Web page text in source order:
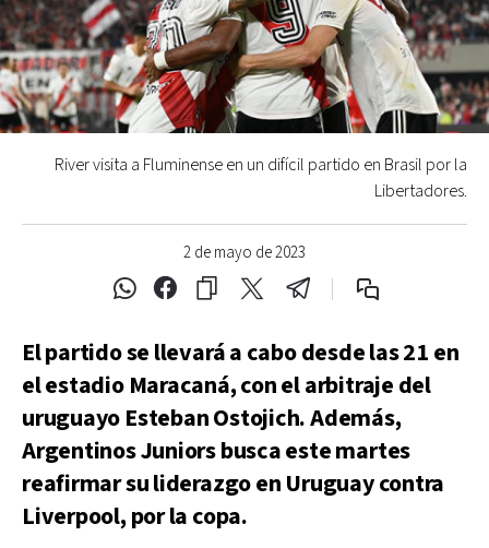
2 de mayo de 2023
River visita a Fluminense en un difícil partido en Brasil por la
Libertadores.
El partido se llevará a cabo desde las 21 en
el estadio Maracaná, con el arbitraje del
uruguayo Esteban Ostojich. Además,
Argentinos Juniors busca este martes
reafirmar su liderazgo en Uruguay contra
Liverpool, por la copa.